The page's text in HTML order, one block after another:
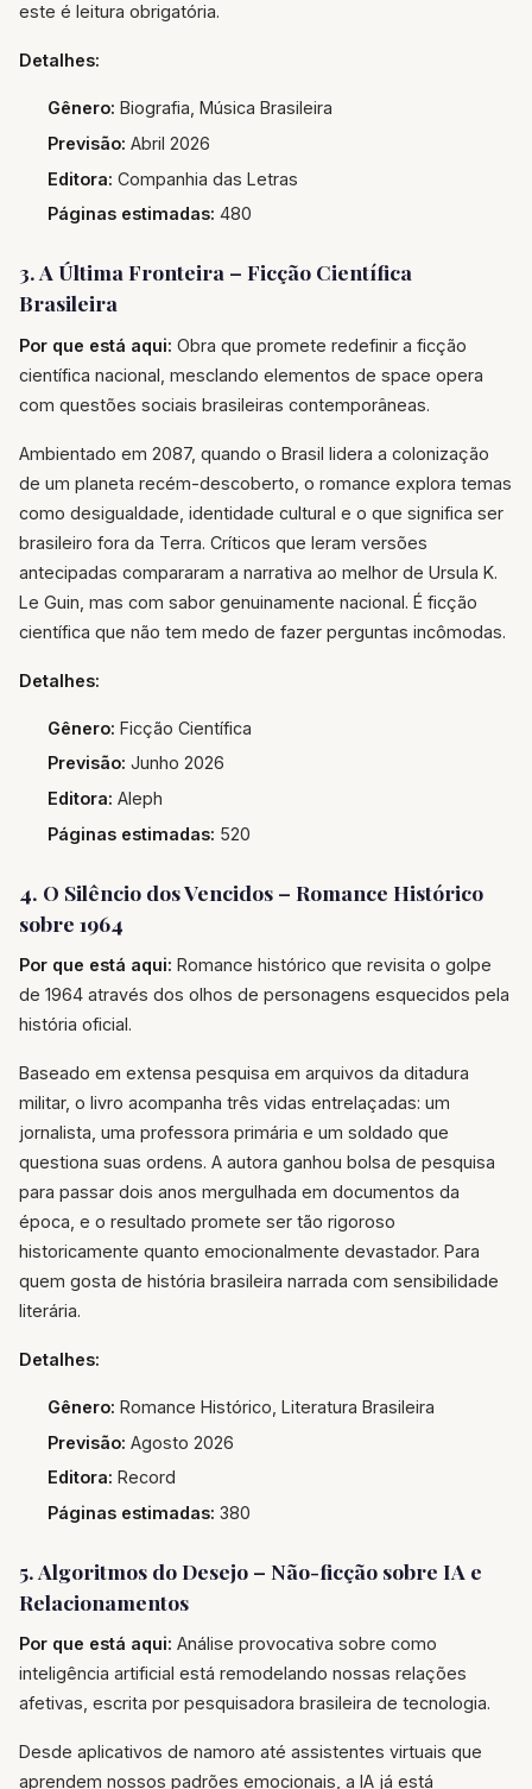
este é leitura obrigatória.
Detalhes:
Gênero: Biografia, Música Brasileira
Previsão: Abril 2026
Editora: Companhia das Letras
Páginas estimadas: 480
3. A Última Fronteira – Ficção Científica
Brasileira
Por que está aqui: Obra que promete redefinir a ficção
científica nacional, mesclando elementos de space opera
com questões sociais brasileiras contemporâneas.
Ambientado em 2087, quando o Brasil lidera a colonização
de um planeta recém-descoberto, o romance explora temas
como desigualdade, identidade cultural e o que significa ser
brasileiro fora da Terra. Críticos que leram versões
antecipadas compararam a narrativa ao melhor de Ursula K.
Le Guin, mas com sabor genuinamente nacional. É ficção
científica que não tem medo de fazer perguntas incômodas.
Detalhes:
Gênero: Ficção Científica
Previsão: Junho 2026
Editora: Aleph
Páginas estimadas: 520
4. O Silêncio dos Vencidos – Romance Histórico
sobre 1964
Por que está aqui: Romance histórico que revisita o golpe
de 1964 através dos olhos de personagens esquecidos pela
história oficial.
Baseado em extensa pesquisa em arquivos da ditadura
militar, o livro acompanha três vidas entrelaçadas: um
jornalista, uma professora primária e um soldado que
questiona suas ordens. A autora ganhou bolsa de pesquisa
para passar dois anos mergulhada em documentos da
época, e o resultado promete ser tão rigoroso
historicamente quanto emocionalmente devastador. Para
quem gosta de história brasileira narrada com sensibilidade
literária.
Detalhes:
Gênero: Romance Histórico, Literatura Brasileira
Previsão: Agosto 2026
Editora: Record
Páginas estimadas: 380
5. Algoritmos do Desejo – Não-ficção sobre IA e
Relacionamentos
Por que está aqui: Análise provocativa sobre como
inteligência artificial está remodelando nossas relações
afetivas, escrita por pesquisadora brasileira de tecnologia.
Desde aplicativos de namoro até assistentes virtuais que
aprendem nossos padrões emocionais, a IA já está